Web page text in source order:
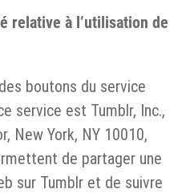
relative à l’utilisation de
boutons du service
service est Tumblr, Inc.,
New York, NY 10010,
de partager une
sur Tumblr et de suivre